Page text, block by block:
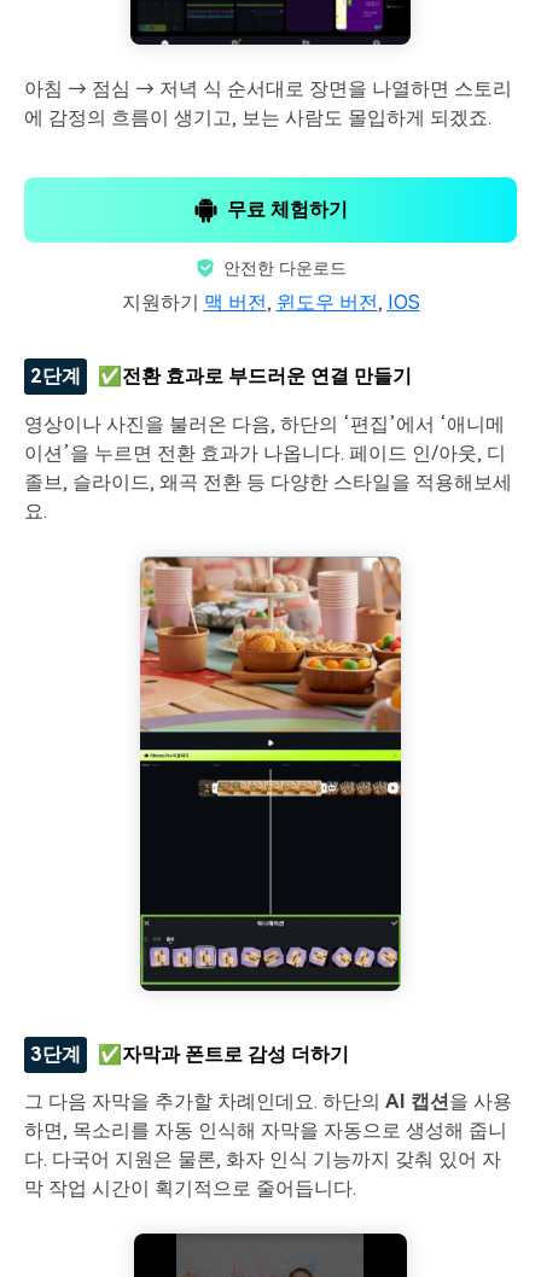
아침 → 점심 → 저녁 식 순서대로 장면을 나열하면 스토리
에 감정의 흐름이 생기고, 보는 사람도 몰입하게 되겠죠.
무료 체험하기
안전한 다운로드
지원하기 맥 버전, 윈도우 버전, IOS
2단계 ✅전환 효과로 부드러운 연결 만들기
영상이나 사진을 불러온 다음, 하단의 ‘편집’에서 ‘애니메
이션’을 누르면 전환 효과가 나옵니다. 페이드 인/아웃, 디
졸브, 슬라이드, 왜곡 전환 등 다양한 스타일을 적용해보세
요.
3단계 ✅자막과 폰트로 감성 더하기
그 다음 자막을 추가할 차례인데요. 하단의 AI 캡션을 사용
하면, 목소리를 자동 인식해 자막을 자동으로 생성해 줍니
다. 다국어 지원은 물론, 화자 인식 기능까지 갖춰 있어 자
막 작업 시간이 획기적으로 줄어듭니다.